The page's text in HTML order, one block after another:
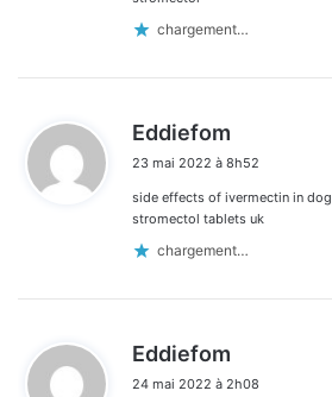
chargement…
Eddiefom
t
:
23 mai 2022 à 8h52
side effects of ivermectin in
stromectol tablets uk
chargement…
Eddiefom
t
24 mai 2022 à 2h08